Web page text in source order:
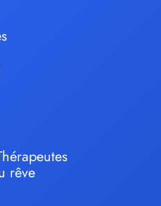
rêve